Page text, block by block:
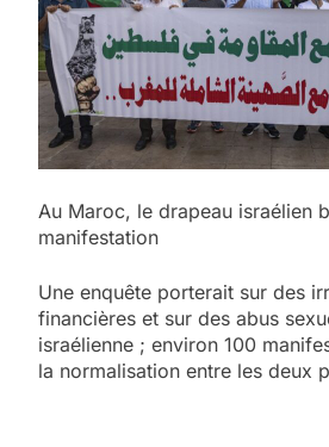
Au Maroc, le drapeau israélien
manifestation
Une enquête porterait sur des
financières et sur des abus
israélienne ; environ 100
la normalisation entre les deux